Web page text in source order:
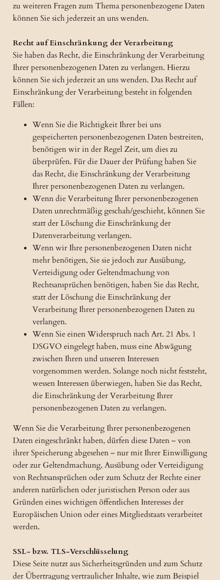
zu weiteren Fragen zum Thema personenbezogene Daten
können Sie sich jederzeit an uns wenden.
Recht auf Einschränkung der Verarbeitung
Sie haben das Recht, die Einschränkung der Verarbeitung
Ihrer personenbezogenen Daten zu verlangen. Hierzu
können Sie sich jederzeit an uns wenden. Das Recht auf
Einschränkung der Verarbeitung besteht in folgenden
Fällen:
Wenn Sie die Richtigkeit Ihrer bei uns
gespeicherten personenbezogenen Daten bestreiten,
benötigen wir in der Regel Zeit, um dies zu
überprüfen. Für die Dauer der Prüfung haben Sie
das Recht, die Einschränkung der Verarbeitung
Ihrer personenbezogenen Daten zu verlangen.
Wenn die Verarbeitung Ihrer personenbezogenen
Daten unrechtmäßig geschah/geschieht, können Sie
statt der Löschung die Einschränkung der
Datenverarbeitung verlangen.
Wenn wir Ihre personenbezogenen Daten nicht
mehr benötigen, Sie sie jedoch zur Ausübung,
Verteidigung oder Geltendmachung von
Rechtsansprüchen benötigen, haben Sie das Recht,
statt der Löschung die Einschränkung der
Verarbeitung Ihrer personenbezogenen Daten zu
verlangen.
Wenn Sie einen Widerspruch nach Art. 21 Abs. 1
DSGVO eingelegt haben, muss eine Abwägung
zwischen Ihren und unseren Interessen
vorgenommen werden. Solange noch nicht feststeht,
wessen Interessen überwiegen, haben Sie das Recht,
die Einschränkung der Verarbeitung Ihrer
personenbezogenen Daten zu verlangen.
Wenn Sie die Verarbeitung Ihrer personenbezogenen
Daten eingeschränkt haben, dürfen diese Daten – von
ihrer Speicherung abgesehen – nur mit Ihrer Einwilligung
oder zur Geltendmachung, Ausübung oder Verteidigung
von Rechtsansprüchen oder zum Schutz der Rechte einer
anderen natürlichen oder juristischen Person oder aus
Gründen eines wichtigen öffentlichen Interesses der
Europäischen Union oder eines Mitgliedstaats verarbeitet
werden.
SSL- bzw. TLS-Verschlüsselung
Diese Seite nutzt aus Sicherheitsgründen und zum Schutz
der Übertragung vertraulicher Inhalte, wie zum Beispiel